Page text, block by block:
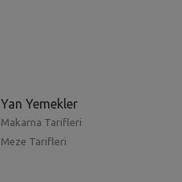
Yan Yemekler
Makarna Tarifleri
Meze Tarifleri